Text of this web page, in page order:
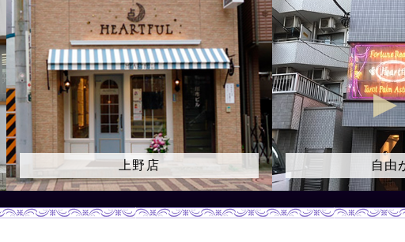
自由が丘店 御